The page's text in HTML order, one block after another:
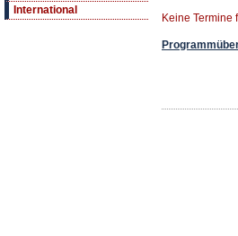
International
Keine Termine